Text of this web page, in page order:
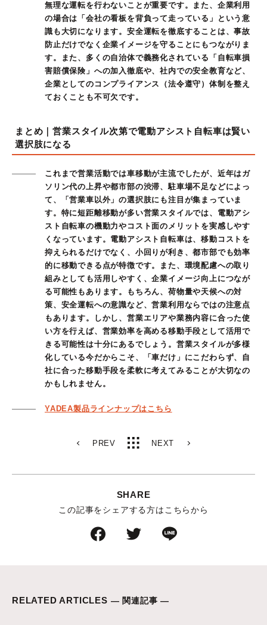
無理な運転を行わないことが重要です。また、企業利用
の場合は「会社の看板を背負って走っている」という意
識も大切になります。安全運転を徹底することは、事故
防止だけでなく企業イメージを守ることにもつながりま
す。また、多くの自治体で義務化されている「自転車損
害賠償保険」への加入徹底や、社内での安全教育など、
企業としてのコンプライアンス（法令遵守）体制を整え
ておくことも不可欠です。
まとめ｜営業スタイル次第で電動アシスト自転車は賢い
選択肢になる
これまで営業活動では車移動が主流でしたが、近年はガ
ソリン代の上昇や都市部の渋滞、駐車場不足などによっ
て、「営業車以外」の選択肢にも注目が集まっていま
す。特に短距離移動が多い営業スタイルでは、電動アシ
スト自転車の機動力やコスト面のメリットを実感しやす
くなっています。電動アシスト自転車は、移動コストを
抑えられるだけでなく、小回りが利き、都市部でも効率
的に移動できる点が特徴です。また、環境配慮への取り
組みとしても活用しやすく、企業イメージ向上につなが
る可能性もあります。もちろん、荷物量や天候への対
策、安全運転への意識など、営業利用ならではの注意点
もあります。しかし、営業エリアや業務内容に合った使
い方を行えば、営業効率を高める移動手段として活用で
きる可能性は十分にあるでしょう。営業スタイルが多様
化している今だからこそ、「車だけ」にこだわらず、自
社に合った移動手段を柔軟に考えてみることが大切なの
かもしれません。
YADEA製品ラインナップはこちら
PREV NEXT
SHARE
この記事をシェアする方はこちらから
RELATED ARTICLES — 関連記事 —